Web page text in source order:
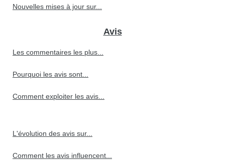
Nouvelles mises à jour sur...
Avis
Les commentaires les plus...
Pourquoi les avis sont...
Comment exploiter les avis...
L'évolution des avis sur...
Comment les avis influencent...